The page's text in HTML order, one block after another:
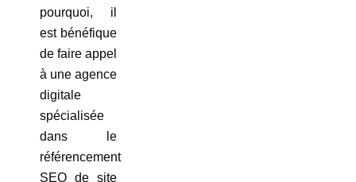
pourquoi, il
est bénéfique
de faire appel
à une agence
digitale
spécialisée
dans le
référencement
SEO de site